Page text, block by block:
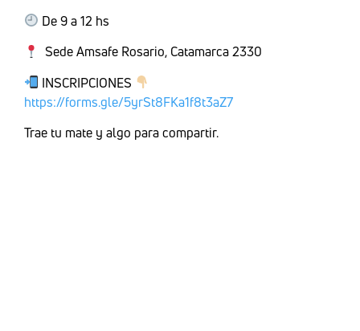
De 9 a 12 hs
Sede Amsafe Rosario, Catamarca 2330
INSCRIPCIONES
https://forms.gle/5yrSt8FKa1f8t3aZ7
Trae tu mate y algo para compartir.